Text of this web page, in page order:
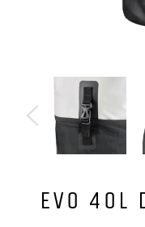
EVO 40L